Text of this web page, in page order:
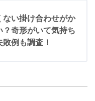
ない掛け合わせがか
？奇形がいて気持ち
例も調査！